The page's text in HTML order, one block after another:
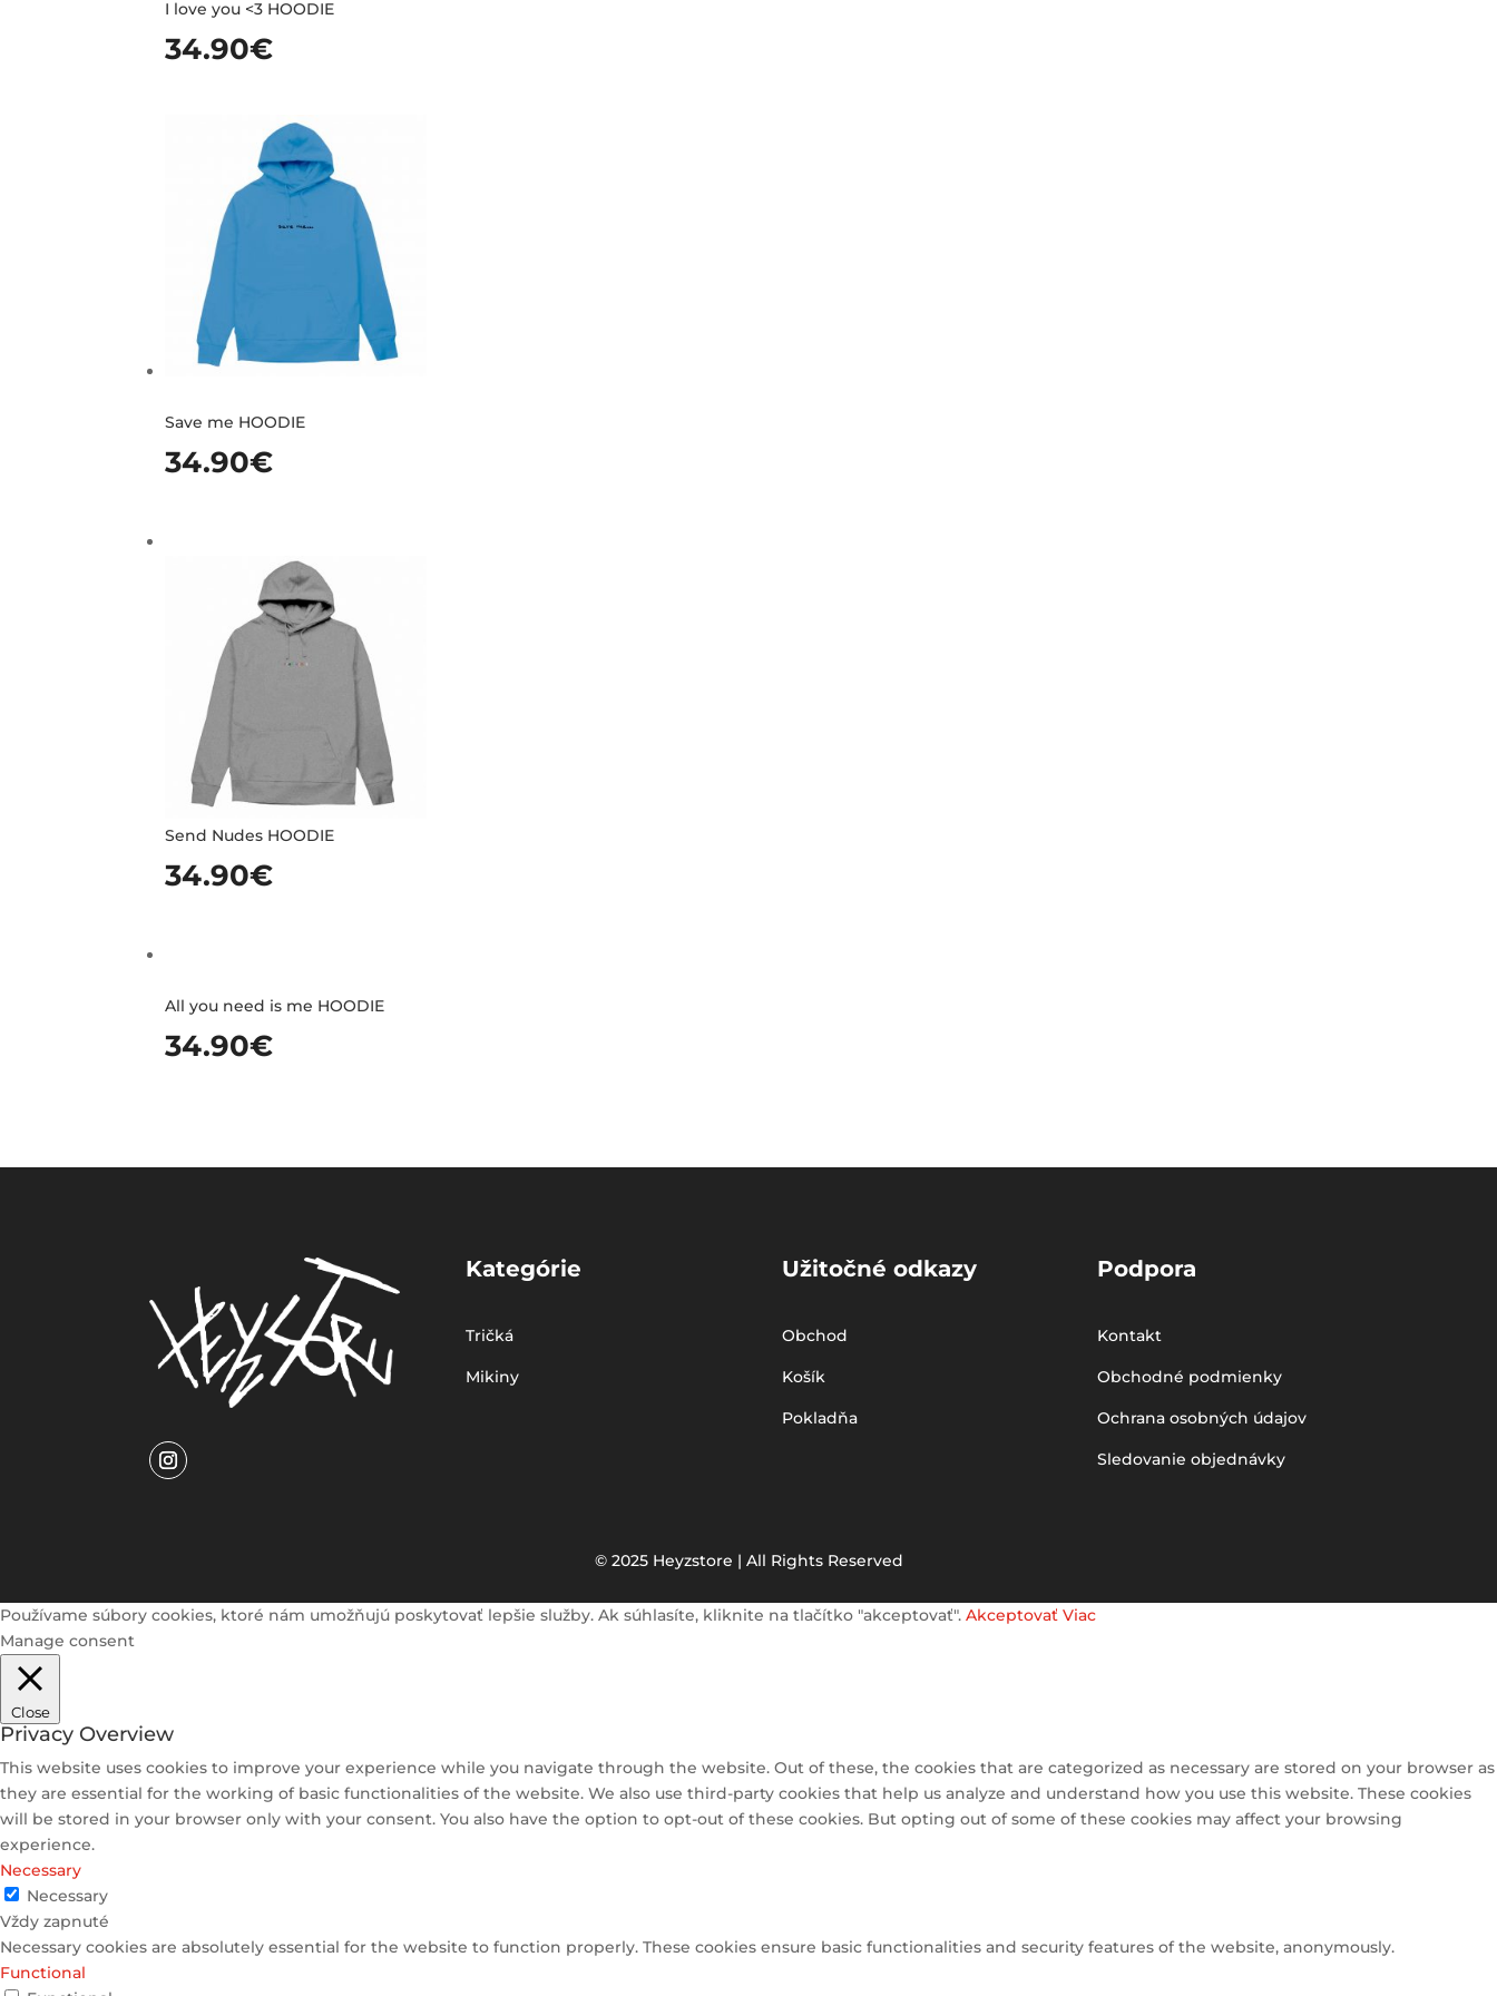
I love you <3 HOODIE
34.90€
Save me HOODIE
34.90€
Send Nudes HOODIE
34.90€
All you need is me HOODIE
34.90€
Kategórie
Tričká
Mikiny
Užitočné odkazy
Obchod
Košík
Pokladňa
Podpora
Kontakt
Obchodné podmienky
Ochrana osobných údajov
Sledovanie objednávky
© 2025 Heyzstore | All Rights Reserved
Používame súbory cookies, ktoré nám umožňujú poskytovať lepšie služby. Ak súhlasíte, kliknite na tlačítko "akceptovať". Akceptovať Viac
Manage consent
Close
Privacy Overview
This website uses cookies to improve your experience while you navigate through the website. Out of these, the cookies that are categorized as necessary are stored on your browser as
they are essential for the working of basic functionalities of the website. We also use third-party cookies that help us analyze and understand how you use this website. These cookies
will be stored in your browser only with your consent. You also have the option to opt-out of these cookies. But opting out of some of these cookies may affect your browsing
experience.
Necessary
Necessary
Vždy zapnuté
Necessary cookies are absolutely essential for the website to function properly. These cookies ensure basic functionalities and security features of the website, anonymously.
Functional